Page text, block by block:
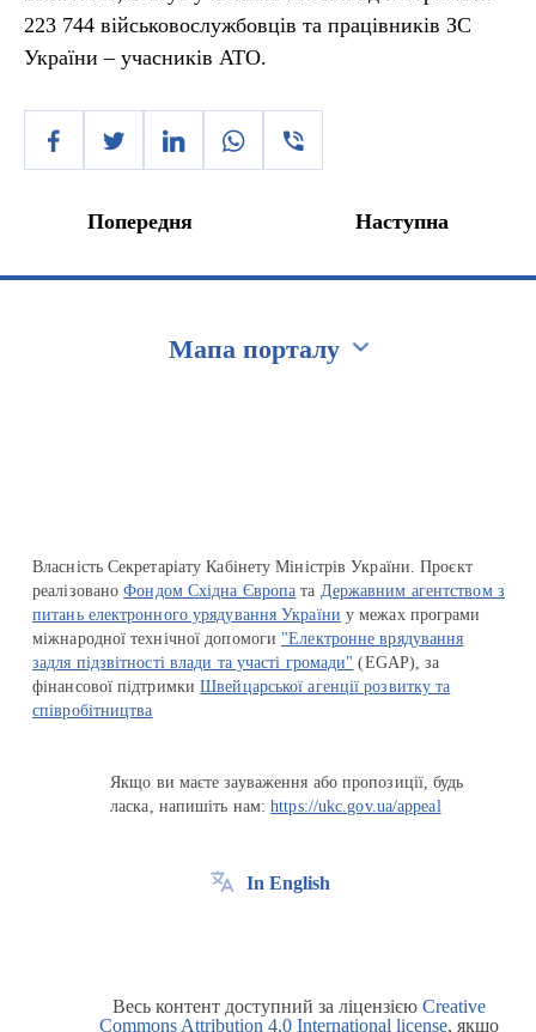
223 744 військовослужбовців та працівників ЗС
України – учасників АТО.
Попередня Наступна
Мапа порталу
Власність Секретаріату Кабінету Міністрів України. Проєкт
реалізованоФондом Східна Європа та Державним агентством з
питань електронного урядування України у межах програми
міжнародної технічної допомоги "Електронне врядування
задля підзвітності влади та участі громади" (EGAP), за
фінансової підтримкиШвейцарської агенції розвитку та
співробітництва
Якщо ви маєте зауваження або пропозиції, будь
ласка, напишіть нам:https://ukc.gov.ua/appeal
In English
Весь контент доступний за ліцензією Creative
Commons Attribution 4.0 International license, якщо